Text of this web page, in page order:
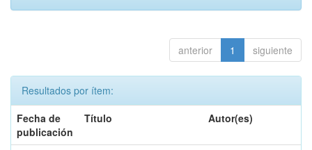
anterior 1 siguiente
Resultados por ítem:
Fecha de
publicación
Título Autor(es)